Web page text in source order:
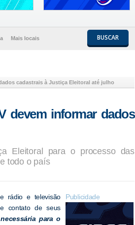
Mais locais BUSCAR
cadastrais à Justiça Eleitoral até julho
devem informar dados
Eleitoral para o processo das
todo o país
Publicidade
rádio e televisão
contato de seus
para o